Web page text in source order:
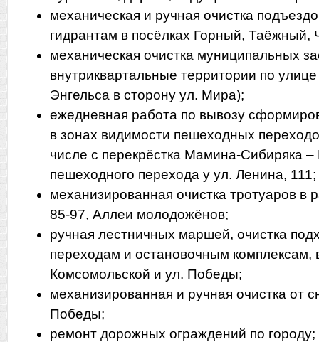
механическая и ручная очистка
гидрантам в посёлках Горный, Таёжный,
механическая очистка муниципальных
внутриквартальные территории по
Энгельса в сторону ул. Мира);
ежедневная работа по вывозу
в зонах видимости пешеходных
числе с перекрёстка Мамина-Сибиряка
пешеходного перехода у ул. Ленина, 111;
механизированная очистка тротуаров в
85-97, Аллеи молодожёнов;
ручная лестничных маршей, очистка
переходам и остановочным комплексам,
Комсомольской и ул. Победы;
механизированная и ручная очистка от
Победы;
ремонт дорожных ограждений по городу;